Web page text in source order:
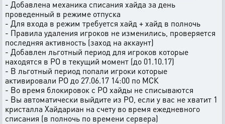
- Добавлена механика списания хайда за день
проведенный в режиме отпуска
- Для входа в режим требуется хайд + хайд в полночь
- Правила удаления игроков не изменились, проверяется
последняя активность (заход на аккаунт)
- Добавлен льготный период для игроков которые
находятся в РО в текущий момент (до 01.10.17)
- В льготный период попали игроки которые
активировали РО до 27.06.17 14:00 по МСК
- Во время блокировок с РО хайды не списываются
- Вы автоматически выйдите из РО, если у вас не хватит 1
кристалла Хайдариан на счету во время ежедневного
списания (в полночь по времени сервера)